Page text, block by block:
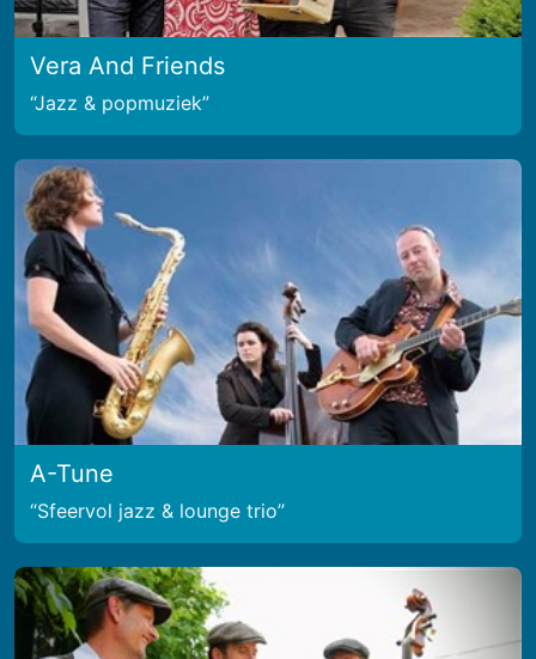
Vera And Friends
Jazz & popmuziek
A-Tune
Sfeervol jazz & lounge trio